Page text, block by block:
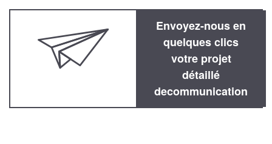
Envoyez-nous en
quelques clics
votre projet
détaillé
decommunication